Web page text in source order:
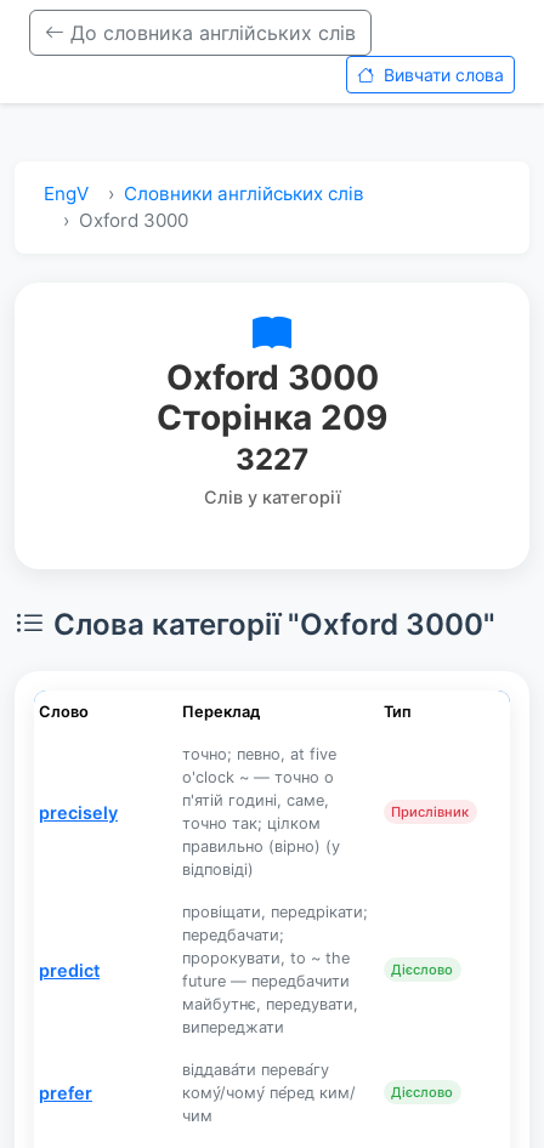
До словника англійських слів
Вивчати слова
EngV
Словники англійських слів
Oxford 3000
Oxford 3000
Сторінка 209
3227
Слів у категорії
Слова категорії "Oxford 3000"
Слово Переклад Тип
precisely
точно; певно, at five
o'clock ~ — точно о
п'ятій годині, саме,
точно так; цілком
правильно (вірно) (у
відповіді)
Прислівник
predict
провіщати, передрікати;
передбачати;
пророкувати, to ~ the
future — передбачити
майбутнє, передувати,
випереджати
Дієслово
prefer
віддава́ти перева́гу
кому́/чому́ пе́ред ким/
чим
Дієслово